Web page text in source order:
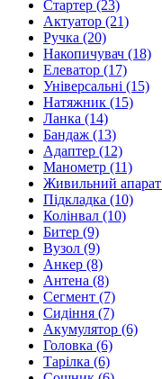
Стартер (23)
Актуатор (21)
Ручка (20)
Накопичувач (18)
Елеватор (17)
Універсальні (15)
Натяжник (15)
Ланка (14)
Бандаж (13)
Адаптер (12)
Манометр (11)
Живильний апарат
Підкладка (10)
Колінвал (10)
Битер (9)
Вузол (9)
Анкер (8)
Антена (8)
Сегмент (7)
Сидіння (7)
Акумулятор (6)
Головка (6)
Тарілка (6)